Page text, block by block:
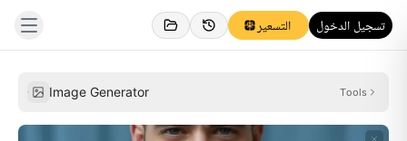
التسعير تسجيل الدخول
Image Generator Tools